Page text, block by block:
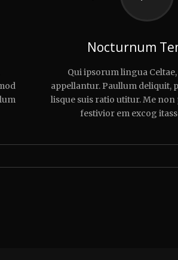
Nocturnum
Qui ipsorum lingua
appellantur. Paullum deliquit,
lisque suis ratio utitur. Me
festivior em excog